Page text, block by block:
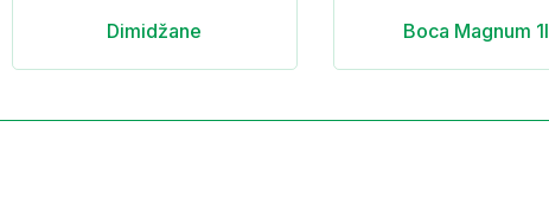
Dimidžane Boca Magnum 1l